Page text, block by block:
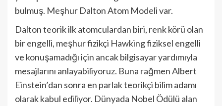
bulmuş. Meşhur Dalton Atom Modeli var.
Dalton teorik ilk atomculardan biri, renk körü olan
bir engelli, meşhur fizikçi Hawking fiziksel engelli
ve konuşamadığı için ancak bilgisayar yardımıyla
mesajlarını anlayabiliyoruz. Buna rağmen Albert
Einstein’dan sonra en parlak teorikçi bilim adamı
olarak kabul ediliyor. Dünyada Nobel Ödülü alan